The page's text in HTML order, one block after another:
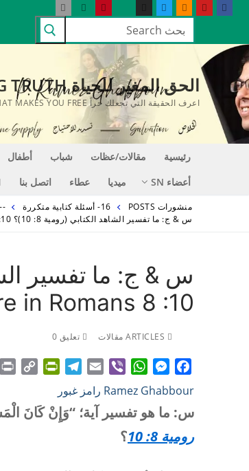
التجاوز
المحتوى
البحث
عن:
الحق المغير للحياة LIFE CHANGING TRUTH
اعرف الحقيقة التي تجعلك حراً KNOW THE TRUTH THAT MAKES YOU FREE
رئيسية مقالات/عظات شباب أطفال
أعضاء SN
ميديا عطاء اتصل بنا
منشورات POSTS 16- أسئلة كتابية متكررة
-- 16.13 تفسير/معنى شواهد كتابية
س & ج: ما تفسير الشاهد الكتابي (رومية 8: 10)؟ Q & A: WHAT IS THE INTERPRETATION OF THE SCRIPTURE IN ROMANS 8 :10?
Romans 8 :10?
تعليق 0
Facebook
Messenger
WhatsApp
Viber
Email
Ramez Ghabbour رامز غبور
س: ما هو تفسير آية؛ “وَإِنْ كَانَ
رومية 8: 10
؟